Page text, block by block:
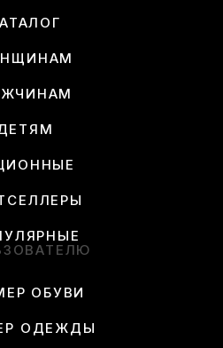
ОБУВИ
ОДЕЖДЫ